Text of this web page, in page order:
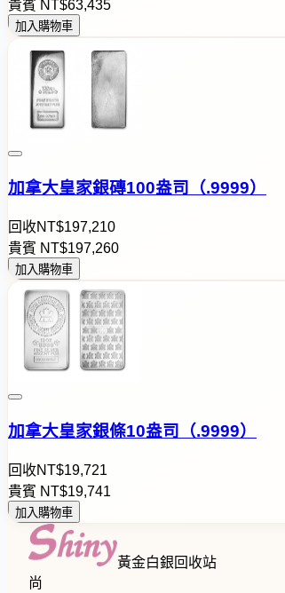
貴賓 NT$63,435
加入購物車
加拿大皇家銀磚100盎司（.9999）
回收NT$197,210
貴賓 NT$197,260
加入購物車
加拿大皇家銀條10盎司（.9999）
回收NT$19,721
貴賓 NT$19,741
加入購物車
黃金白銀回收站
尚